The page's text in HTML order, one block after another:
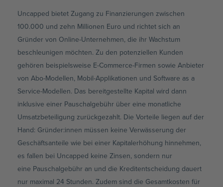
Uncapped bietet Zugang zu Finanzierungen zwischen
100.000 und zehn Millionen Euro und richtet sich an
Gründer von Online-Unternehmen, die ihr Wachstum
beschleunigen möchten. Zu den potenziellen Kunden
gehören beispielsweise E-Commerce-Firmen sowie Anbieter
von Abo-Modellen, Mobil-Applikationen und Software as a
Service-Modellen. Das bereitgestellte Kapital wird dann
inklusive einer Pauschalgebühr über eine monatliche
Umsatzbeteiligung zurückgezahlt. Die Vorteile liegen auf der
Hand: Gründer:innen müssen keine Verwässerung der
Geschäftsanteile wie bei einer Kapitalerhöhung hinnehmen,
es fallen bei Uncapped keine Zinsen, sondern nur
eine Pauschalgebühr an und die Kreditentscheidung dauert
nur maximal 24 Stunden. Zudem sind die Gesamtkosten für